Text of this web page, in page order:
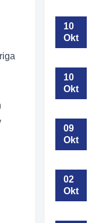
10
Okt
10
Okt
09
Okt
02
Okt